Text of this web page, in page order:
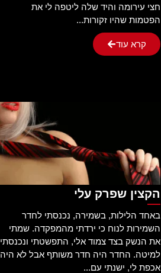
חצי עירומה והיד שלה ליטפה לי את
הפטמות שהיו זקורות...
קרא עוד
הקצין שפרק עלי
באחד הלילות, בשמירה, נכנסתי לחדר
השמירות לנוח כי ירדתי מהמפקדה. שמתי
את הנשק בצד צמוד אלי, התפשטתי ונכנסתי
למיטה. החדר היה חדר משותף אבל לא היה
אכפת לי, ישנתי עם...